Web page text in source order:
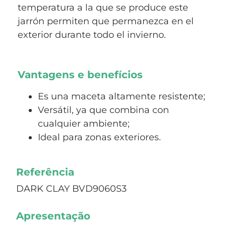
temperatura a la que se produce este
jarrón permiten que permanezca en el
exterior durante todo el invierno.
Vantagens e benefícios
Es una maceta altamente resistente;
Versátil, ya que combina con
cualquier ambiente;
Ideal para zonas exteriores.
Referência
DARK CLAY BVD9060S3
Apresentação